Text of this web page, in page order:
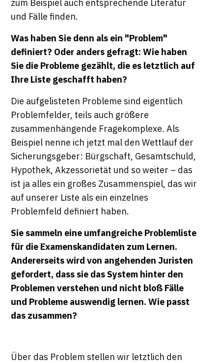
zum Beispiel auch entsprechende Literatur
und Fälle finden.
Was haben Sie denn als ein "Problem"
definiert? Oder anders gefragt: Wie haben
Sie die Probleme gezählt, die es letztlich auf
Ihre Liste geschafft haben?
Die aufgelisteten Probleme sind eigentlich
Problemfelder, teils auch größere
zusammenhängende Fragekomplexe. Als
Beispiel nenne ich jetzt mal den Wettlauf der
Sicherungsgeber: Bürgschaft, Gesamtschuld,
Hypothek, Akzessorietät und so weiter – das
ist ja alles ein großes Zusammenspiel, das wir
auf unserer Liste als ein einzelnes
Problemfeld definiert haben.
Sie sammeln eine umfangreiche Problemliste
für die Examenskandidaten zum Lernen.
Andererseits wird von angehenden Juristen
gefordert, dass sie das System hinter den
Problemen verstehen und nicht bloß Fälle
und Probleme auswendig lernen. Wie passt
das zusammen?
Über das Problem stellen wir letztlich den